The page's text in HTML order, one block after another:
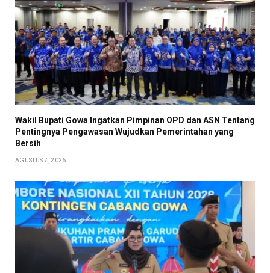
Wakil Bupati Gowa Ingatkan Pimpinan OPD dan ASN Tentang
Pentingnya Pengawasan Wujudkan Pemerintahan yang
Bersih
AGUSTUS 7, 2026